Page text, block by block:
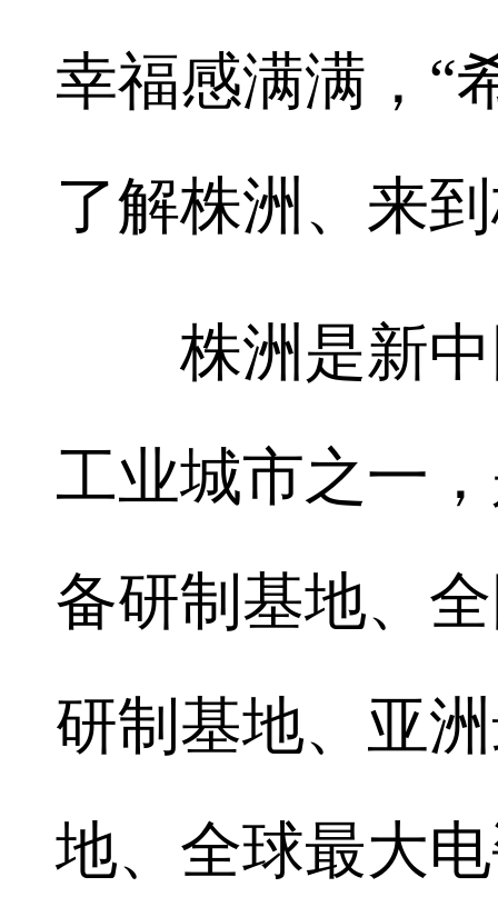
幸福感满满，“
了解株洲、来
株洲是新中
工业城市之一
备研制基地、
研制基地、亚
地、全球最大